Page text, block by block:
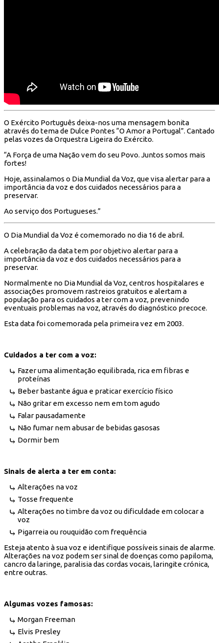
O Exército Português deixa-nos uma mensagem bonita
através do tema de Dulce Pontes “O Amor a Portugal”. Cantado
pelas vozes da Orquestra Ligeira do Exército.
“A Força de uma Nação vem do seu Povo. Juntos somos mais
fortes!
Hoje, assinalamos o Dia Mundial da Voz, que visa alertar para a
importância da voz e dos cuidados necessários para a
preservar.
Ao serviço dos Portugueses.”
O Dia Mundial da Voz é comemorado no dia 16 de abril.
A celebração da data tem por objetivo alertar para a
importância da voz e dos cuidados necessários para a
preservar.
Normalmente no Dia Mundial da Voz, centros hospitalares e
associações promovem rastreios gratuitos e alertam a
população para os cuidados a ter com a voz, prevenindo
eventuais problemas na voz, através do diagnóstico precoce.
Esta data foi comemorada pela primeira vez em 2003.
Cuidados a ter com a voz:
Fazer uma alimentação equilibrada, rica em fibras e
proteínas
Beber bastante água e praticar exercício físico
Não gritar em excesso nem em tom agudo
Falar pausadamente
Não fumar nem abusar de bebidas gasosas
Dormir bem
Sinais de alerta a ter em conta:
Alterações na voz
Tosse frequente
Alterações no timbre da voz ou dificuldade em colocar a
voz
Pigarreia ou rouquidão com frequência
Esteja atento à sua voz e identifique possíveis sinais de alarme.
Alterações na voz podem ser sinal de doenças como papiloma,
cancro da laringe, paralisia das cordas vocais, laringite crónica,
entre outras.
Algumas vozes famosas:
Morgan Freeman
Elvis Presley